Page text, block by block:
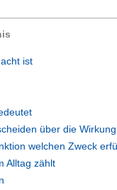
ist
über die Wirkung
welchen Zweck
Alltag zählt